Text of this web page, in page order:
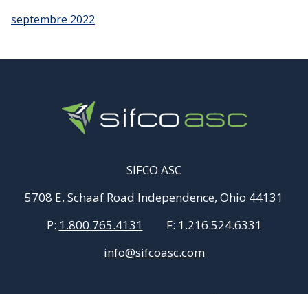
septembre 2022
SIFCO ASC
5708 E. Schaaf Road Independence, Ohio 44131
P: 1.800.765.4131 F: 1.216.524.6331
info@sifcoasc.com